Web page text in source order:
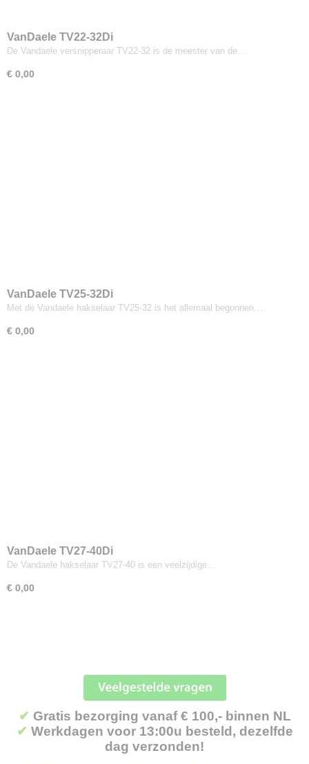
VanDaele TV22-32Di
De Vandaele versnipperaar TV22-32 is de meester van de…
€ 0,00
VanDaele TV25-32Di
Met de Vandaele hakselaar TV25-32 is het allemaal begonnen.…
€ 0,00
VanDaele TV27-40Di
De Vandaele hakselaar TV27-40 is een veelzijdige…
€ 0,00
✔ Gratis bezorging vanaf € 100,- binnen NL
✔ Werkdagen voor 13:00u besteld, dezelfde
dag verzonden!